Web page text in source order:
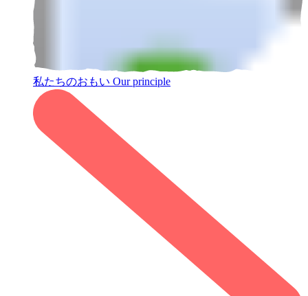
私たちのおもい Our principle